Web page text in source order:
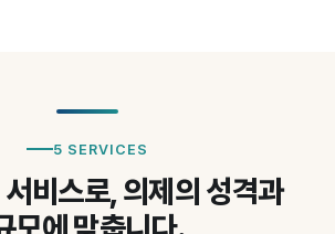
5 SERVICES
비스로,의제의 성격과